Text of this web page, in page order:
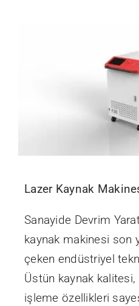
Lazer Kaynak
Sanayide Devrim
kaynak makinesi son
çeken endüstriyel
Üstün kaynak kalitesi,
işleme özellikleri